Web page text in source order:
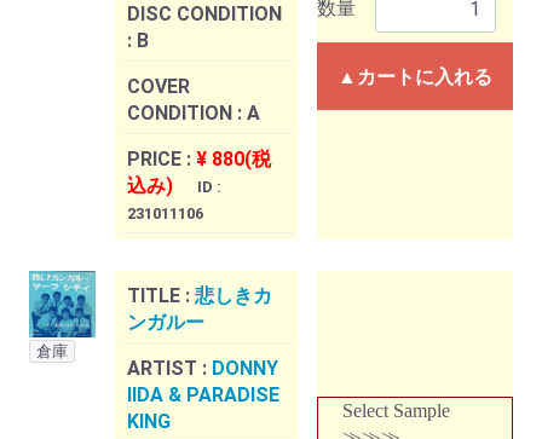
DISC CONDITION
: B
COVER
CONDITION : A
PRICE : ¥ 880(税
込み)
ID :
231011106
数量
▲カートに入れる
倉庫
TITLE : 悲しきカ
ンガルー
ARTIST : DONNY
IIDA & PARADISE
KING
Select Sample